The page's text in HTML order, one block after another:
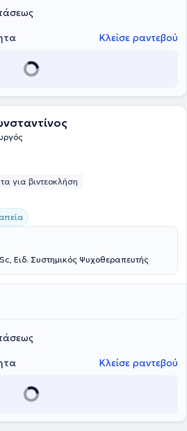
Κλείσε ραντεβού
για βιντεοκλήση
Κοινωνικός Λειτουργός, MSc, Ειδ. Συστημικός Ψυχοθεραπευτής
Κλείσε ραντεβού